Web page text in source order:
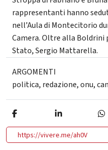
rappresentanti hanno
nell’Aula di Montecitorio
Camera. Oltre alla Boldrini
Stato, Sergio Mattarella.
ARGOMENTI
politica, redazione,onu,
https://vivere.me/ah0V